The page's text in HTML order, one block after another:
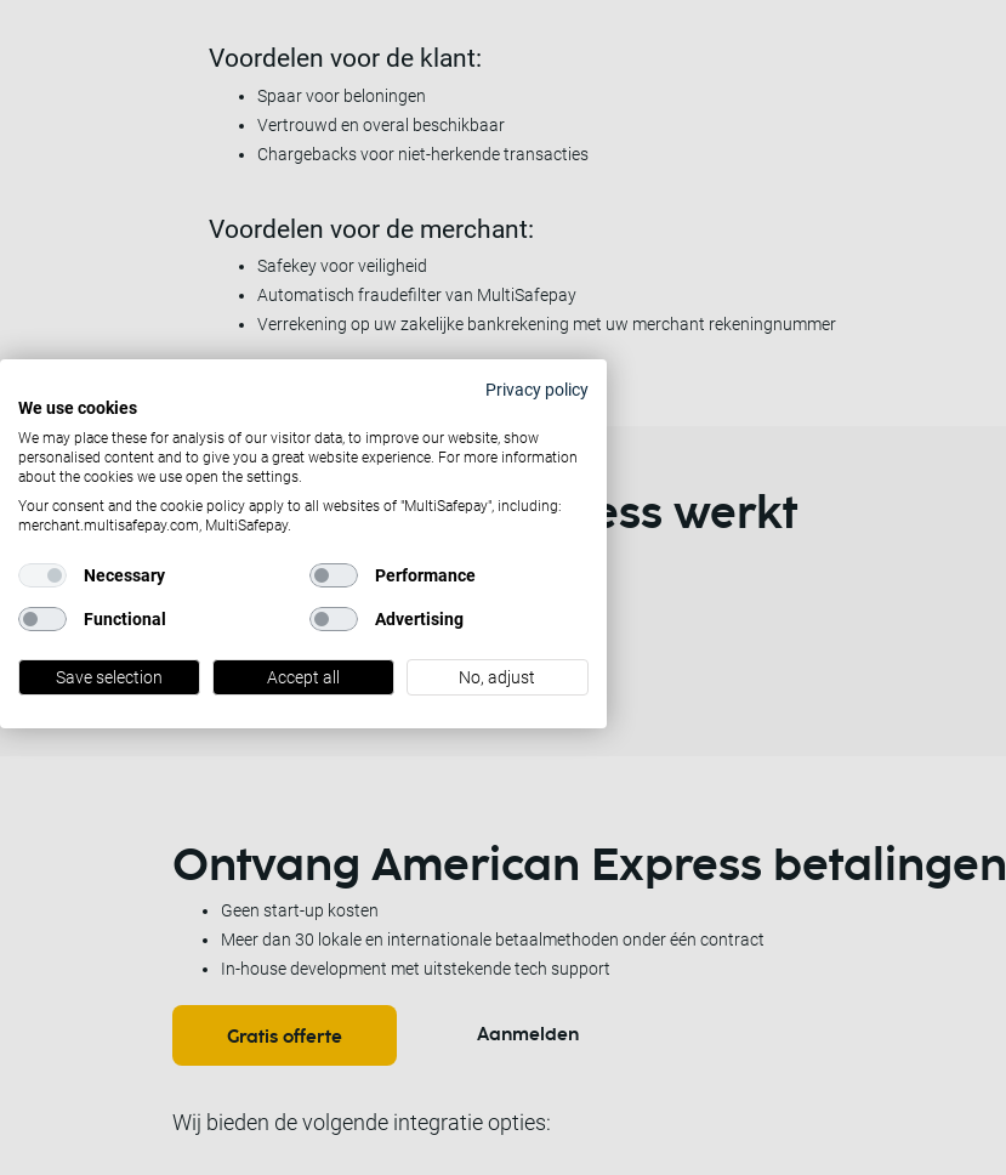
Voordelen voor de klant:
Spaar voor beloningen
Vertrouwd en overal beschikbaar
Chargebacks voor niet-herkende transacties
Voordelen voor de merchant:
Safekey voor veiligheid
Automatisch fraudefilter van MultiSafepay
Verrekening op uw zakelijke bankrekening met uw merchant rekeningnummer
Hoe American Express werkt
Ontvang American Express betalingen
Geen start-up kosten
Meer dan 30 lokale en internationale betaalmethoden onder één contract
In-house development met uitstekende tech support
Gratis offerte Aanmelden
Wij bieden de volgende integratie opties:
Privacy policy
We use cookies
We may place these for analysis of our visitor data, to improve our website, show
personalised content and to give you a great website experience. For more information
about the cookies we use open the settings.
Your consent and the cookie policy apply to all websites of "MultiSafepay", including:
merchant.multisafepay.com, MultiSafepay.
Necessary Performance
Functional Advertising
Save selection Accept all No, adjust